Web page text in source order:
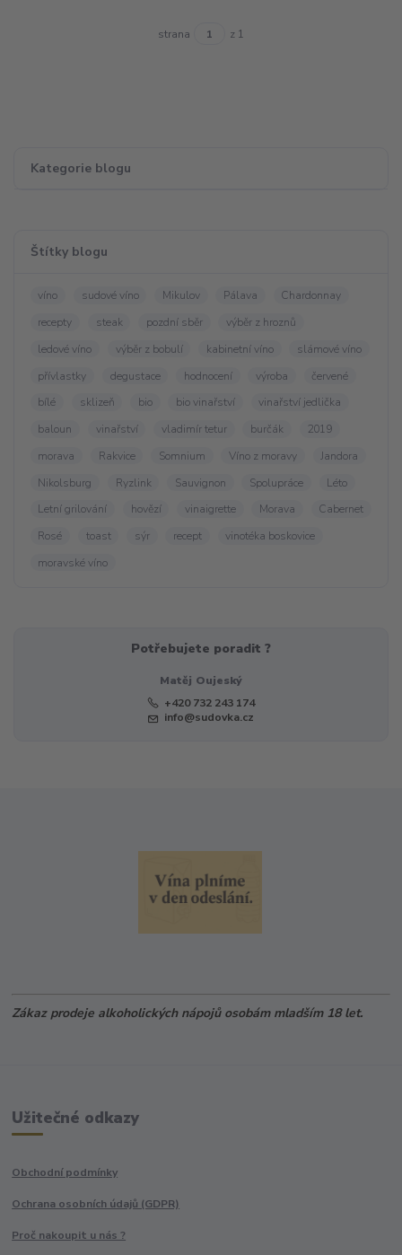
Kategorie blogu
Štítky blogu
víno sudové víno Mikulov Pálava
Chardonnay
recepty
steak pozdní sběr
výběr z hroznů
ledové víno
výběr z bobulí kabinetní víno
slámové víno
přívlastky
degustace hodnocení výroba
červené
bílé
sklizeň bio bio vinařství
vinařství jedlička
baloun
vinařství vladimír tetur burčák
2019
morava
Rakvice Somnium Víno z moravy
Jandora
Nikolsburg
Ryzlink Sauvignon Spolupráce
Léto
Letní grilování
hovězí vinaigrette Morava
Cabernet
Rosé
toast sýr recept
vinotéka boskovice
moravské víno
Potřebujete poradit ?
Matěj Oujeský
+420 732 243 174
info@sudovka.cz
strana z 1
Zákaz prodeje alkoholických nápojů osobám mladším 18 let.
Užitečné odkazy
Obchodní podmínky
Ochrana osobních údajů (GDPR)
Proč nakoupit u nás ?